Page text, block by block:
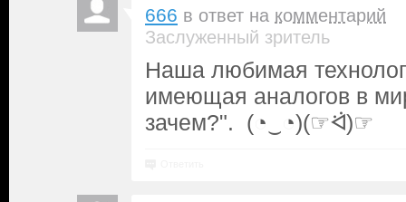
666 в ответ на комментарий
Заслуженный зритель
Наша любимая
имеющая аналогов в
зачем?". (⁠◔⁠‿⁠◔⁠)(☞ᐛ)☞